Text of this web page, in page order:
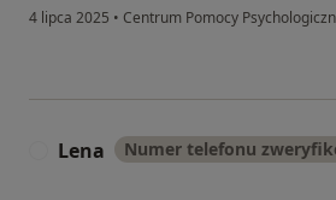
4 lipca 2025 • Centrum Pomocy
Lena Numer telefonu